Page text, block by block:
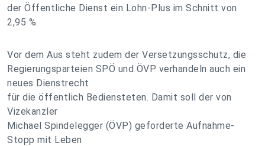
der Öffentliche Dienst ein Lohn-Plus im Schnitt von
2,95 %.
Vor dem Aus steht zudem der Versetzungsschutz, die
Regierungsparteien SPÖ und ÖVP verhandeln auch ein
neues Dienstrecht
für die öffentlich Bediensteten. Damit soll der von
Vizekanzler
Michael Spindelegger (ÖVP) geforderte Aufnahme-
Stopp mit Leben